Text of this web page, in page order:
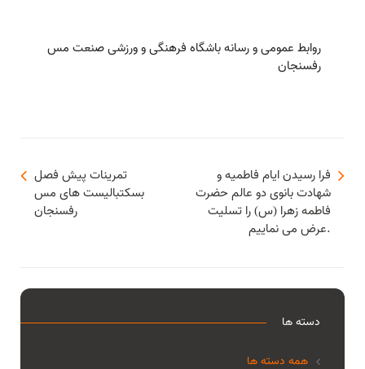
روابط عمومی و رسانه باشگاه فرهنگی و ورزشی صنعت مس
رفسنجان
تمرینات پیش فصل
بسکتبالیست های مس
رفسنجان
فرا رسیدن ایام فاطمیه و
شهادت بانوی دو عالم حضرت
فاطمه زهرا (س) را تسلیت
عرض می نماییم.
دسته ها
همه دسته ها